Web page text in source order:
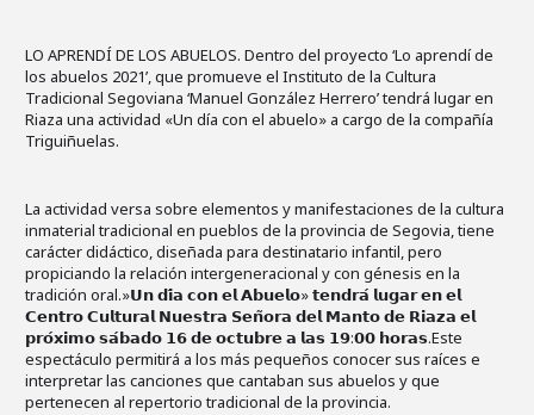
LO APRENDÍ DE LOS ABUELOS. Dentro del proyecto ‘Lo aprendí de
los abuelos 2021’, que promueve el Instituto de la Cultura
Tradicional Segoviana ‘Manuel González Herrero’ tendrá lugar en
Riaza una actividad «Un día con el abuelo» a cargo de la compañía
Triguiñuelas.
La actividad versa sobre elementos y manifestaciones de la cultura
inmaterial tradicional en pueblos de la provincia de Segovia, tiene
carácter didáctico, diseñada para destinatario infantil, pero
propiciando la relación intergeneracional y con génesis en la
tradición oral.»𝗨𝗻 𝗱𝗶́𝗮 𝗰𝗼𝗻 𝗲𝗹 𝗔𝗯𝘂𝗲𝗹𝗼» 𝘁𝗲𝗻𝗱𝗿𝗮́ 𝗹𝘂𝗴𝗮𝗿 𝗲𝗻 𝗲𝗹
𝗖𝗲𝗻𝘁𝗿𝗼 𝗖𝘂𝗹𝘁𝘂𝗿𝗮𝗹 𝗡𝘂𝗲𝘀𝘁𝗿𝗮 𝗦𝗲𝗻̃𝗼𝗿𝗮 𝗱𝗲𝗹 𝗠𝗮𝗻𝘁𝗼 𝗱𝗲 𝗥𝗶𝗮𝘇𝗮 𝗲𝗹
𝗽𝗿𝗼́𝘅𝗶𝗺𝗼 𝘀𝗮́𝗯𝗮𝗱𝗼 𝟭𝟲 𝗱𝗲 𝗼𝗰𝘁𝘂𝗯𝗿𝗲 𝗮 𝗹𝗮𝘀 𝟭𝟵:𝟬𝟬 𝗵𝗼𝗿𝗮𝘀.Este
espectáculo permitirá a los más pequeños conocer sus raíces e
interpretar las canciones que cantaban sus abuelos y que
pertenecen al repertorio tradicional de la provincia.